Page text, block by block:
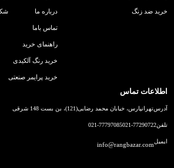
خرید ضد زنگ درباره ما
تماس باما
راهنمای خرید
خرید رنگ آلکیدی
خرید پرایمر صنعتی
اطلاعات تماس
آدرستهرانپارس، خیابان محمد رضایی(121)، بن بست 148 شرقی
تلفن021-77290722
021-77797085
ایمیلinfo@rangbazar.com